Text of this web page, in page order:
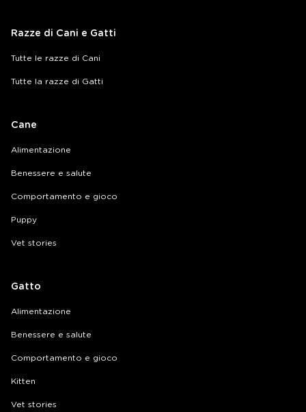
Razze di Cani e Gatti
Tutte le razze di Cani
Tutte la razze di Gatti
Cane
Alimentazione
Benessere e salute
Comportamento e gioco
Puppy
Vet stories
Gatto
Alimentazione
Benessere e salute
Comportamento e gioco
Kitten
Vet stories